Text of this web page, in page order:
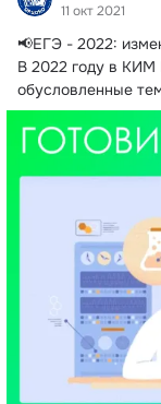
11 окт 2021
📢ЕГЭ - 2022:
В 2022 году в КИМ
обусловленные